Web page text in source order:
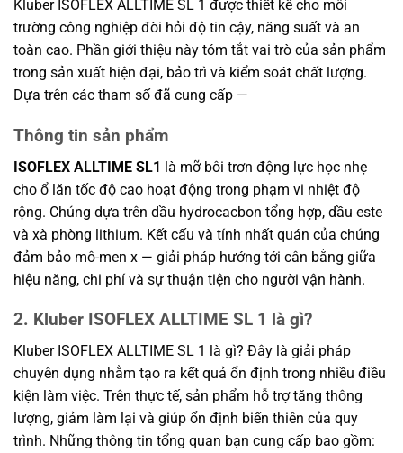
Kluber ISOFLEX ALLTIME SL 1 được thiết kế cho môi
trường công nghiệp đòi hỏi độ tin cậy, năng suất và an
toàn cao. Phần giới thiệu này tóm tắt vai trò của sản phẩm
trong sản xuất hiện đại, bảo trì và kiểm soát chất lượng.
Dựa trên các tham số đã cung cấp —
Thông tin sản phẩm
ISOFLEX ALLTIME SL1 là mỡ bôi trơn động lực học nhẹ
cho ổ lăn tốc độ cao hoạt động trong phạm vi nhiệt độ
rộng. Chúng dựa trên dầu hydrocacbon tổng hợp, dầu este
và xà phòng lithium. Kết cấu và tính nhất quán của chúng
đảm bảo mô-men x — giải pháp hướng tới cân bằng giữa
hiệu năng, chi phí và sự thuận tiện cho người vận hành.
2. Kluber ISOFLEX ALLTIME SL 1 là gì?
Kluber ISOFLEX ALLTIME SL 1 là gì? Đây là giải pháp
chuyên dụng nhằm tạo ra kết quả ổn định trong nhiều điều
kiện làm việc. Trên thực tế, sản phẩm hỗ trợ tăng thông
lượng, giảm làm lại và giúp ổn định biến thiên của quy
trình. Những thông tin tổng quan bạn cung cấp bao gồm: